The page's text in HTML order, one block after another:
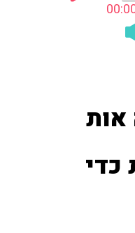
זה אות
כדי